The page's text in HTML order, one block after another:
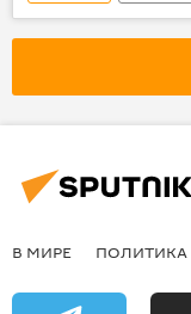
дискриминация
спецоперация
Общество
В МИРЕ ПОЛИТИКА